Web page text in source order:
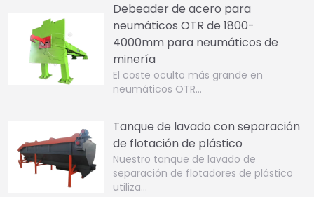
Debeader de acero para
neumáticos OTR de 1800-
4000mm para neumáticos de
minería
El coste oculto más grande en
neumáticos OTR…
Tanque de lavado con separación
de flotación de plástico
Nuestro tanque de lavado de
separación de flotadores de plástico
utiliza…